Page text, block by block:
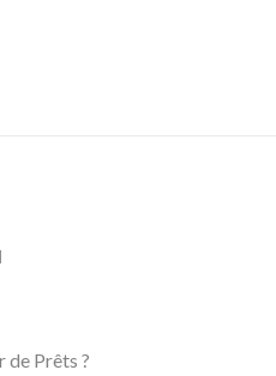
de Prêts ?